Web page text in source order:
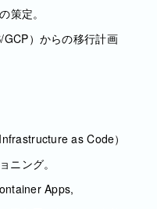
策定。
GCP）からの移行計画
as Code）
ニング。
Apps,